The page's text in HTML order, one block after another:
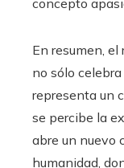
En resumen,
no sólo
representa un
se percibe la
abre un nuevo
humanidad,